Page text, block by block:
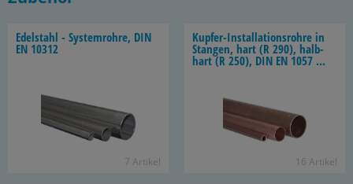
Edel­stahl - Sys­tem­roh­re, DIN
EN 10312
7 Ar­ti­kel
Kupfer-​Installationsrohre in
Stan­gen, hart (R 290), halb­
hart (R 250), DIN EN 1057 /
16 Ar­ti­kel